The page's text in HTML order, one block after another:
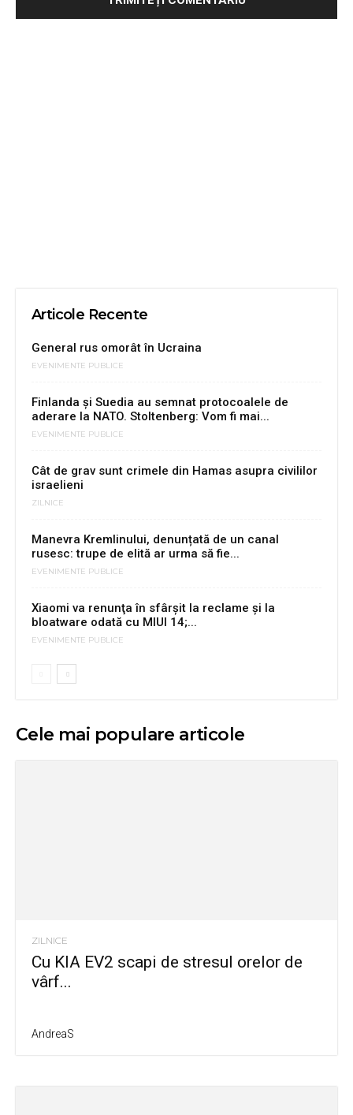
Articole Recente
General rus omorât în Ucraina
EVENIMENTE PUBLICE
Finlanda și Suedia au semnat protocoalele de
aderare la NATO. Stoltenberg: Vom fi mai...
EVENIMENTE PUBLICE
Cât de grav sunt crimele din Hamas asupra civililor
israelieni
ZILNICE
Manevra Kremlinului, denunțată de un canal
rusesc: trupe de elită ar urma să fie...
EVENIMENTE PUBLICE
Xiaomi va renunţa în sfârşit la reclame şi la
bloatware odată cu MIUI 14;...
EVENIMENTE PUBLICE
Cele mai populare articole
ZILNICE
Cu KIA EV2 scapi de stresul orelor de
vârf...
AndreaS